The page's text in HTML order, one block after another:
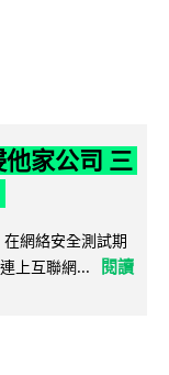
家公司 三
網絡安全測試期
上互聯網...
閱讀